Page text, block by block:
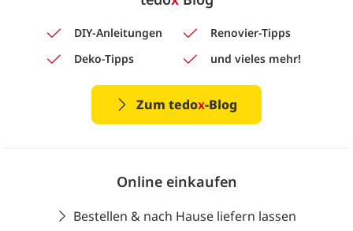
DIY-Anleitungen
Renovier-Tipps
Deko-Tipps
und vieles mehr!
Zum tedox-Blog
Online einkaufen
Bestellen & nach Hause liefern lassen